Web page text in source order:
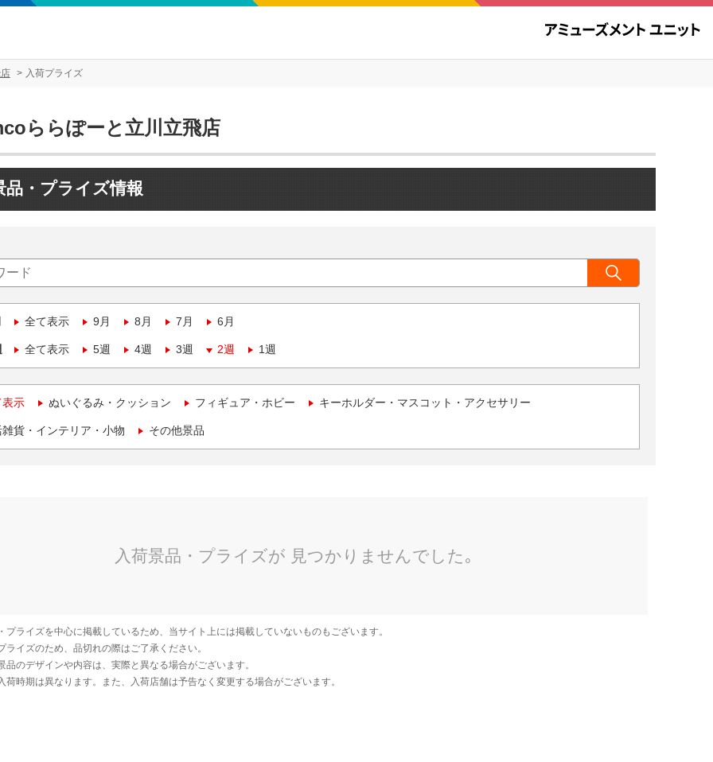
入荷プライズ
ららぽーと立川立飛店
品・プライズ情報
全て表示 9月 8月 7月 6月
全て表示 5週 4週 3週 2週 1週
表示 ぬいぐるみ・クッション フィギュア・ホビー キーホルダー・マスコット・アクセサリー
貨・インテリア・小物 その他景品